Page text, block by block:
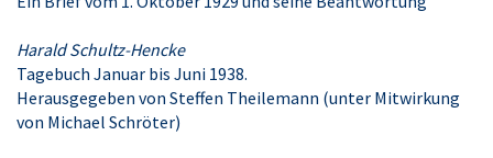
Harald Schultz-Hencke
Tagebuch Januar bis Juni 1938.
Herausgegeben von Steffen Theilemann (unter Mitwirkung
von Michael Schröter)